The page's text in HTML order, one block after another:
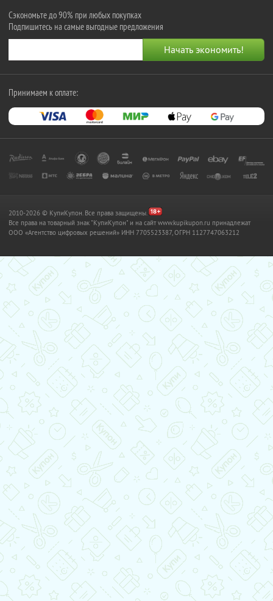
Сэкономьте до 90% при любых покупках
Подпишитесь на самые выгодные предложения
Принимаем к оплате:
2010-2026 © КупиКупон. Все права защищены.
Все права на товарный знак "КупиКупон" и на сайт www.kupikupon.ru принадлежат
OOO «Агентство цифровых решений» ИНН 7705523387, ОГРН 1127747063212